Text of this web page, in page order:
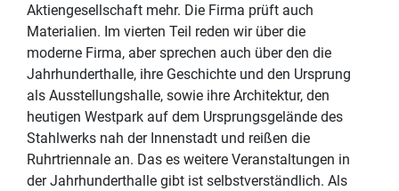
Aktiengesellschaft mehr. Die Firma prüft auch
Materialien. Im vierten Teil reden wir über die
moderne Firma, aber sprechen auch über den die
Jahrhunderthalle, ihre Geschichte und den Ursprung
als Ausstellungshalle, sowie ihre Architektur, den
heutigen Westpark auf dem Ursprungsgelände des
Stahlwerks nah der Innenstadt und reißen die
Ruhrtriennale an. Das es weitere Veranstaltungen in
der Jahrhunderthalle gibt ist selbstverständlich. Als